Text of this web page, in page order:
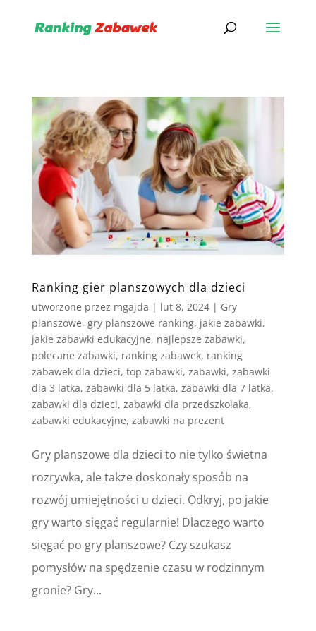
Ranking gier planszowych dla dzieci
utworzone przez mgajda | lut 8, 2024| Gry
planszowe, gry planszowe ranking, jakie zabawki,
jakie zabawki edukacyjne, najlepsze zabawki,
polecane zabawki, ranking zabawek, ranking
zabawek dla dzieci, top zabawki, zabawki, zabawki
dla 3 latka, zabawki dla 5 latka, zabawki dla 7 latka,
zabawki dla dzieci, zabawki dla przedszkolaka,
zabawki edukacyjne, zabawki na prezent
Gry planszowe dla dzieci to nie tylko świetna
rozrywka, ale także doskonały sposób na
rozwój umiejętności u dzieci. Odkryj, po jakie
gry warto sięgać regularnie! Dlaczego warto
sięgać po gry planszowe? Czy szukasz
pomysłów na spędzenie czasu w rodzinnym
gronie? Gry...